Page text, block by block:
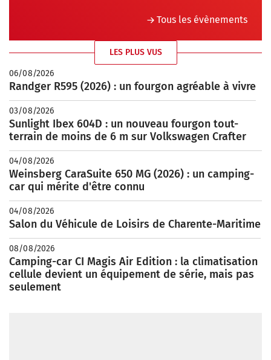
Tous les évènements
LES PLUS VUS
06/08/2026
Randger R595 (2026) : un fourgon agréable à vivre
03/08/2026
Sunlight Ibex 604D : un nouveau fourgon tout-
terrain de moins de 6 m sur Volkswagen Crafter
04/08/2026
Weinsberg CaraSuite 650 MG (2026) : un camping-
car qui mérite d'être connu
04/08/2026
Salon du Véhicule de Loisirs de Charente-Maritime
08/08/2026
Camping-car CI Magis Air Edition : la climatisation
cellule devient un équipement de série, mais pas
seulement